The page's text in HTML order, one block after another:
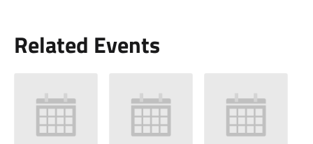
Related Events